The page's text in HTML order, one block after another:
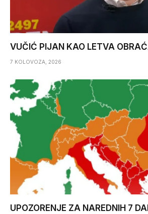
VUČIĆ PIJAN KAO LETVA
7 KOLOVOZA, 2026
UPOZORENJE ZA NAREDNIH 7